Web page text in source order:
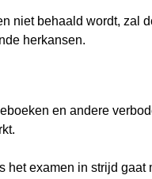
niet behaald wordt, zal
herkansen.
en andere
het examen in strijd